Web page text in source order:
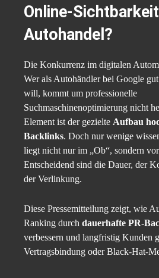
Online-
Autohandel?
Die Konkurrenz im digitalen
Wer als Autohändler bei Google
will, kommt um professionelle
Suchmaschinenoptimierung nicht
Element ist der gezielte Aufbau
Backlinks. Doch nur wenige
liegt nicht nur im „Ob“, sondern
Entscheidend sind die Dauer, der
der Verlinkung.
Diese Pressemitteilung zeigt, wie
Ranking durch dauerhafte PR-
verbessern und langfristig Kunden
Vertragsbindung oder Black-Hat-